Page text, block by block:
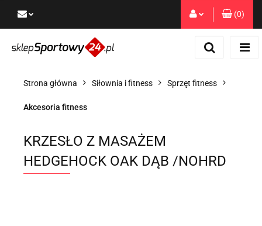
Dodaj zgłoszenie
(0)
Strona główna Siłownia i fitness Sprzęt fitness
Akcesoria fitness
KRZESŁO Z MASAŻEM
HEDGEHOCK OAK DĄB /NOHRD